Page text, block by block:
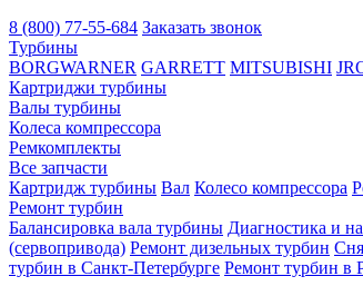
8 (800) 77-55-684 Заказать звонок
Турбины
BORGWARNER GARRETT MITSUBISHI
Картриджи турбины
Валы турбины
Колеса компрессора
Ремкомплекты
Все запчасти
Картридж турбины Вал Колесо компрессора
Ремонт турбин
Балансировка вала турбины Диагностика и
(сервопривода) Ремонт дизельных турбин
турбин в Санкт-Петербурге Ремонт турбин в